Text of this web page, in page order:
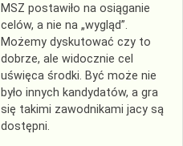
MSZ postawiło na osiąganie
celów, a nie na „wygląd”.
Możemy dyskutować czy to
dobrze, ale widocznie cel
uświęca środki. Być może nie
było innych kandydatów, a gra
się takimi zawodnikami jacy są
dostępni.